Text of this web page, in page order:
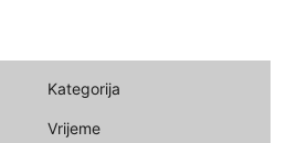
Kategorija
Vrijeme